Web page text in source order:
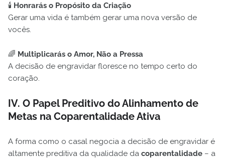
🕯️ Honrarás o Propósito da Criação
Gerar uma vida é também gerar uma nova versão de
vocês.
🌈 Multiplicarás o Amor, Não a Pressa
A decisão de engravidar floresce no tempo certo do
coração.
IV. O Papel Preditivo do Alinhamento de
Metas na Coparentalidade Ativa
A forma como o casal negocia a decisão de engravidar é
altamente preditiva da qualidade da coparentalidade – a